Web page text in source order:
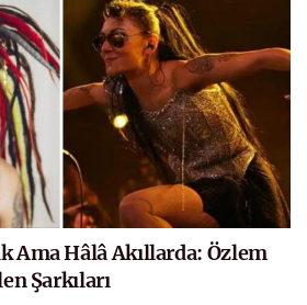
Ama Hâlâ Akıllarda: Özlem
Şarkıları